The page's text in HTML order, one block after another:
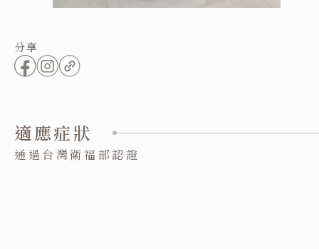
分享
適應症狀
通過台灣衛福部認證